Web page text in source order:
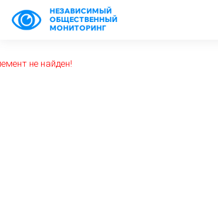
НЕЗАВИСИМЫЙ
ОБЩЕСТВЕННЫЙ
МОНИТОРИНГ
не найден!